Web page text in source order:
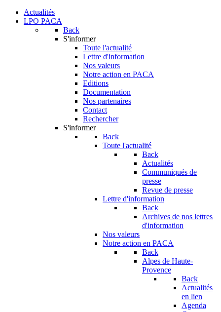
Actualités
LPO PACA
Back
S'informer
Toute l'actualité
Lettre d'information
Nos valeurs
Notre action en PACA
Editions
Documentation
Nos partenaires
Contact
Rechercher
S'informer
Back
Toute l'actualité
Back
Actualités
Communiqués de
presse
Revue de presse
Lettre d'information
Back
Archives de nos lettres
d'information
Nos valeurs
Notre action en PACA
Back
Alpes de Haute-
Provence
Back
Actualités
en lien
Agenda